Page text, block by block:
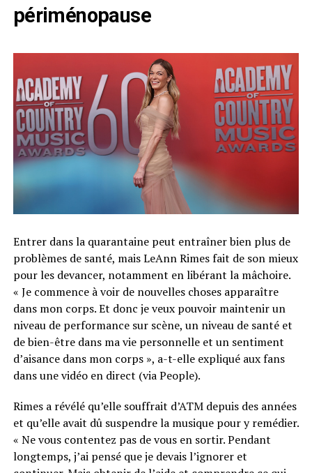
périménopause
Entrer dans la quarantaine peut entraîner bien plus de
problèmes de santé, mais LeAnn Rimes fait de son mieux
pour les devancer, notamment en libérant la mâchoire.
« Je commence à voir de nouvelles choses apparaître
dans mon corps. Et donc je veux pouvoir maintenir un
niveau de performance sur scène, un niveau de santé et
de bien-être dans ma vie personnelle et un sentiment
d’aisance dans mon corps », a-t-elle expliqué aux fans
dans une vidéo en direct (via People).
Rimes a révélé qu’elle souffrait d’ATM depuis des années
et qu’elle avait dû suspendre la musique pour y remédier.
« Ne vous contentez pas de vous en sortir. Pendant
longtemps, j’ai pensé que je devais l’ignorer et